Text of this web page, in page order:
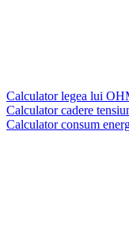
Calculator legea lui
Calculator cadere
Calculator consum